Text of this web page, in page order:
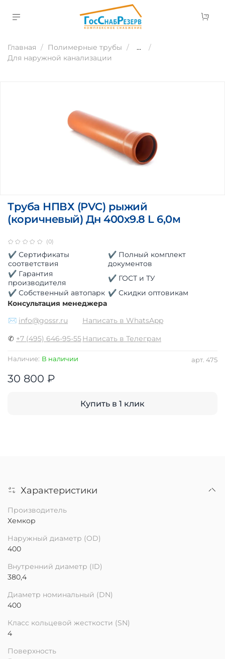
Главная Полимерные трубы
...
Для наружной канализации
(0)
арт. 475
Наличие: В наличии
Труба НПВХ (PVC) рыжий
(коричневый) Дн 400х9.8 L 6,0м
30 800 ₽
Купить в 1 клик
✔ Сертификаты
соответствия
✔ Полный комплект
документов
✔ Гарантия
производителя
✔ ГОСТ и ТУ
✔ Собственный автопарк ✔ Скидки оптовикам
Консультация менеджера
✉ info@gossr.ru
Написать в WhatsApp
✆ +7 (495) 646-95-55Написать в Телеграм
Характеристики
Производитель
Хемкор
Наружный диаметр (OD)
400
Внутренний диаметр (ID)
380,4
Диаметр номинальный (DN)
400
Класс кольцевой жесткости (SN)
4
Поверхность